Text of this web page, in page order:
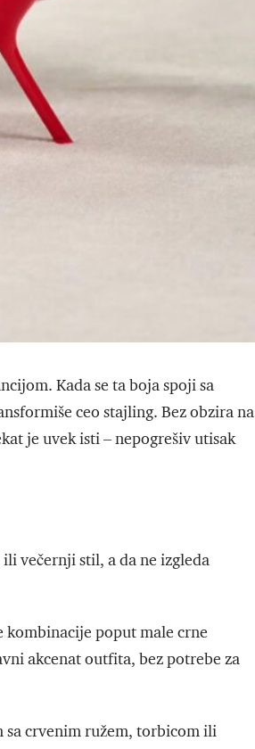
Kada se ta boja spoji sa
ceo stajling. Bez obzira na
je uvek isti – nepogrešiv utisak
večernji stil, a da ne izgleda
kombinacije poput male crne
akcenat outfita, bez potrebe za
crvenim ružem, torbicom ili